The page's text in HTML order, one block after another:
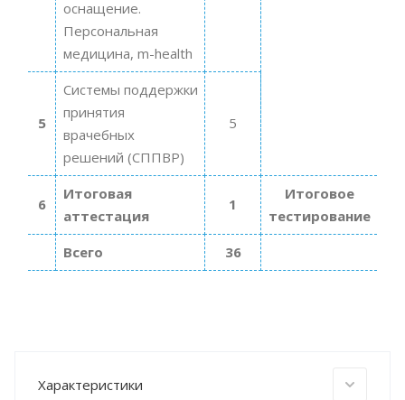
оснащение.
Персональная
медицина, m-health
5
Системы поддержки
принятия
врачебных
решений (СППВР)
5
6
Итоговая
аттестация
1
Итоговое
тестирование
Всего
36
Характеристики